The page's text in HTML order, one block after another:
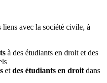
avec la société civile, à
à des étudiants en droit et des
et des étudiants en droit dans